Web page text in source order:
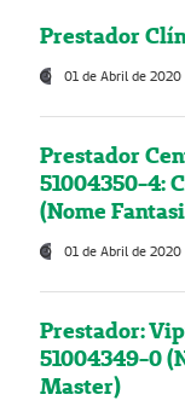
Prestador
01 de Abril de 2020
Prestador
51004350-4:
(Nome
01 de Abril de 2020
Prestador:
51004349-0
Master)